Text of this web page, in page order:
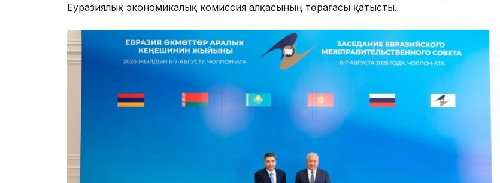
Еуразиялық экономикалық комиссия алқасының төрағасы қатысты.